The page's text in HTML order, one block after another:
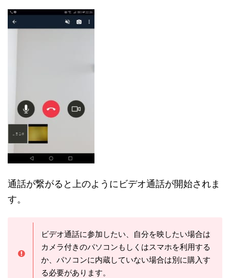
通話が繋がると上のようにビデオ通話が開始されま
す。
ビデオ通話に参加したい、自分を映したい場合は
カメラ付きのパソコンもしくはスマホを利用する
か、パソコンに内蔵していない場合は別に購入す
る必要があります。